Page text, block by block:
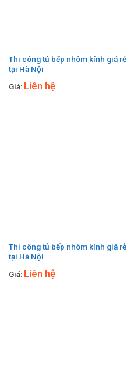
Thi công tủ bếp nhôm kính giá rẻ
tại Hà Nội
Giá: Liên hệ
Thi công tủ bếp nhôm kính giá rẻ
tại Hà Nội
Giá: Liên hệ